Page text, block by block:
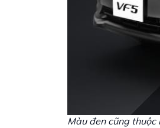
Màu đen cũng thuộc